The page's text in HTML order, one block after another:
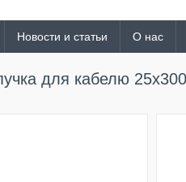
Новости и статьи О нас
для кабелю